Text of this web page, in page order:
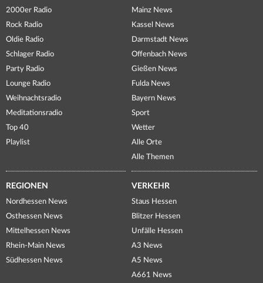
2000er Radio
Rock Radio
Oldie Radio
Schlager Radio
Party Radio
Lounge Radio
Weihnachtsradio
Meditationsradio
Top 40
Playlist
Mainz News
Kassel News
Darmstadt News
Offenbach News
Gießen News
Fulda News
Bayern News
Sport
Wetter
Alle Orte
Alle Themen
REGIONEN
Nordhessen News
Osthessen News
Mittelhessen News
Rhein-Main News
Südhessen News
VERKEHR
Staus Hessen
Blitzer Hessen
Unfälle Hessen
A3 News
A5 News
A661 News